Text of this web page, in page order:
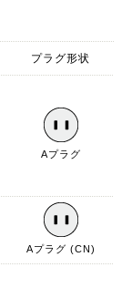
プラグ形状
Aプラグ
Aプラグ (CN)